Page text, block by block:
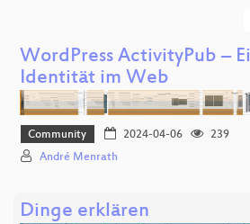
WordPress ActivityPub –
Identität im Web
Community 2024-04-06
239
André Menrath
Dinge erklären